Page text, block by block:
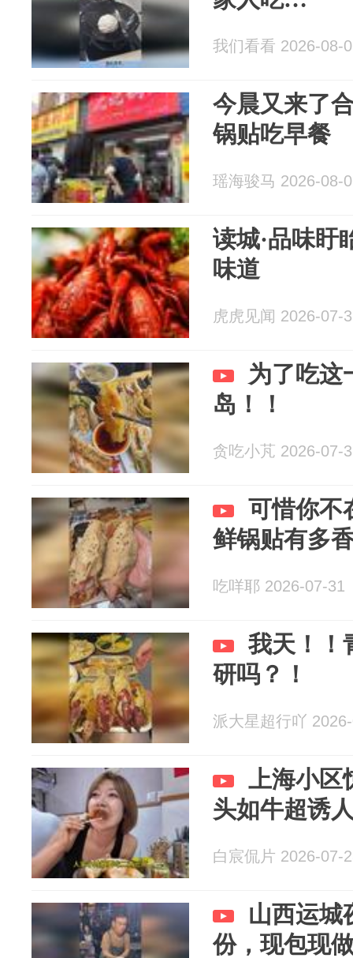
我们看看 2026-08-
今晨又来了
锅贴吃早餐
瑶海骏马 2026-08-
读城·品味盱
味道
虎虎见闻 2026-07-
为了吃这
岛！！
贪吃小芃 2026-07-
可惜你不
鲜锅贴有多
吃咩耶 2026-07-31
我天！！
研吗？！
派大星超行吖
上海小区
头如牛超诱
白宸侃片 2026-07-
山西运城
份，现包现